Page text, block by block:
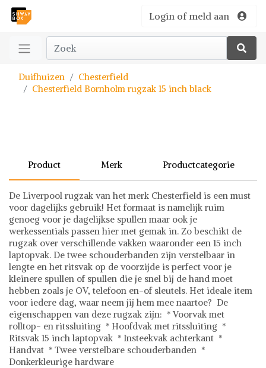
Login of meld aan
Duifhuizen
Chesterfield
Chesterfield Bornholm rugzak 15 inch black
Product Merk Productcategorie
De Liverpool rugzak van het merk Chesterfield is een must
voor dagelijks gebruik! Het formaat is namelijk ruim
genoeg voor je dagelijkse spullen maar ook je
werkessentials passen hier met gemak in. Zo beschikt de
rugzak over verschillende vakken waaronder een 15 inch
laptopvak. De twee schouderbanden zijn verstelbaar in
lengte en het ritsvak op de voorzijde is perfect voor je
kleinere spullen of spullen die je snel bij de hand moet
hebben zoals je OV, telefoon en-of sleutels. Het ideale item
voor iedere dag, waar neem jij hem mee naartoe? De
eigenschappen van deze rugzak zijn: * Voorvak met
rolltop- en ritssluiting * Hoofdvak met ritssluiting *
Ritsvak 15 inch laptopvak * Insteekvak achterkant *
Handvat * Twee verstelbare schouderbanden *
Donkerkleurige hardware